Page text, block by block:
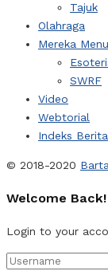
Tajuk
Olahraga
Mereka
SWRF
Video
Webtorial
Indeks Berita
© 2018-2020
Welcome Back!
Login to your